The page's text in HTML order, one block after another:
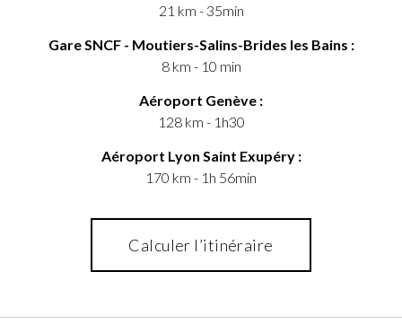
21 km - 35min
Gare SNCF - Moutiers-Salins-Brides les Bains :
8 km - 10 min
Aéroport Genève :
128 km - 1h30
Aéroport Lyon Saint Exupéry :
170 km - 1h 56min
Calculer l’itinéraire